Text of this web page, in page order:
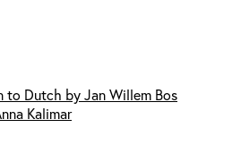
to Dutch by Jan Willem Bos
Kalimar